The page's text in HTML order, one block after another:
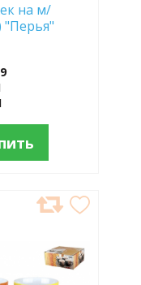
на м/
"Перья"